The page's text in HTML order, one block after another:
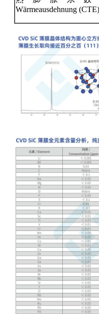
Wärmeausdehnung (CTE)